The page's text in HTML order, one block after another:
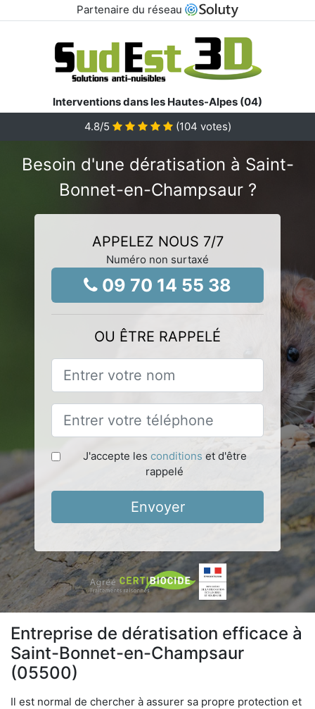
Partenaire du réseau
Interventions dans les Hautes-Alpes (04)
4.8/5 (104 votes)
Besoin d'une dératisation à Saint-
Bonnet-en-Champsaur ?
APPELEZ NOUS 7/7
Numéro non surtaxé
09 70 14 55 38
OU ÊTRE RAPPELÉ
J'accepte les conditions et d'être
rappelé
Envoyer
Entreprise de dératisation efficace à
Saint-Bonnet-en-Champsaur
(05500)
Il est normal de chercher à assurer sa propre protection et